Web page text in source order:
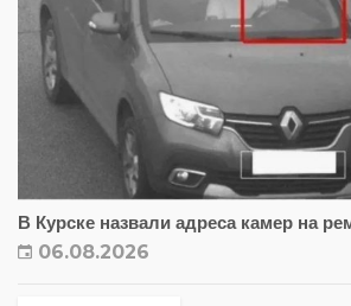
В Курске назвали адреса камер на
06.08.2026